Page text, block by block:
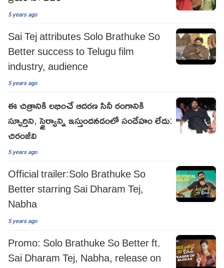
5 years ago
Sai Tej attributes Solo Brathuke So
Better success to Telugu film
industry, audience
5 years ago
ఈ చిత్రానికి లభించే ఆదరణ సినీ రంగానికి
స్ఫూర్తిని, స్థైర్యాన్ని ఇస్తుందనడంలో సందేహం లేదు:
చిరంజీవి
5 years ago
Official trailer:Solo Brathuke So
Better starring Sai Dharam Tej,
Nabha
5 years ago
Promo: Solo Brathuke So Better ft.
Sai Dharam Tej, Nabha, release on